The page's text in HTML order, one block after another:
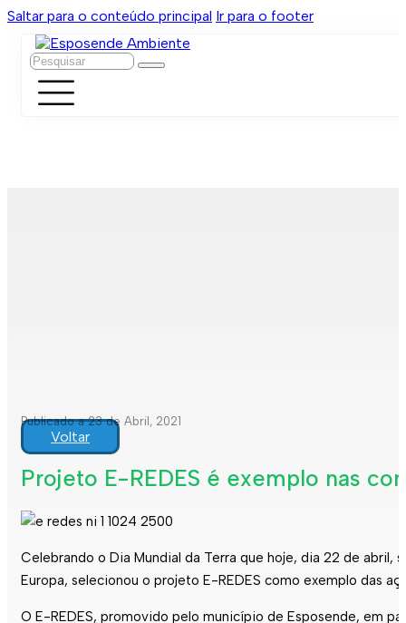
Saltar para o conteúdo principal Ir para o footer
Pesquisar
Publicado a 23 de Abril, 2021
Voltar
Projeto E-REDES é exemplo nas
Celebrando o Dia Mundial da Terra que hoje, dia 22 de
Europa, selecionou o projeto E-REDES como exemplo das
O E-REDES, promovido pelo município de Esposende, em